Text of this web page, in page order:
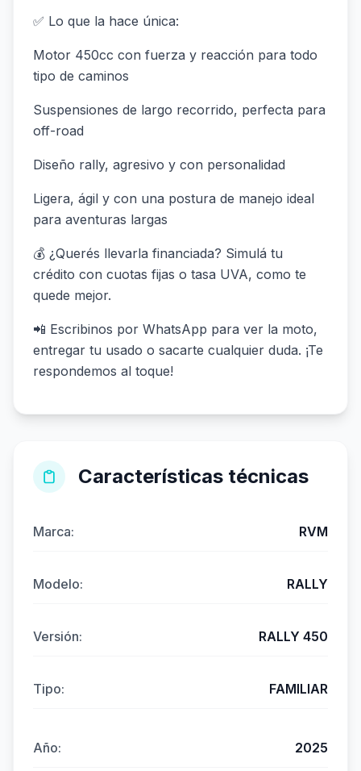
✅ Lo que la hace única:
Motor 450cc con fuerza y reacción para todo
tipo de caminos
Suspensiones de largo recorrido, perfecta para
off-road
Diseño rally, agresivo y con personalidad
Ligera, ágil y con una postura de manejo ideal
para aventuras largas
💰 ¿Querés llevarla financiada? Simulá tu
crédito con cuotas fijas o tasa UVA, como te
quede mejor.
📲 Escribinos por WhatsApp para ver la moto,
entregar tu usado o sacarte cualquier duda. ¡Te
respondemos al toque!
Características técnicas
Marca: RVM
Modelo: RALLY
Versión: RALLY 450
Tipo: FAMILIAR
Año: 2025